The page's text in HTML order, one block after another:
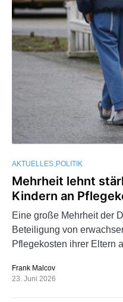
AKTUELLES POLITIK
Mehrheit lehnt
Kindern an
Eine große Mehrheit der
Beteiligung von
Pflegekosten ihrer Eltern
Frank Malcov
23. Juni 2026